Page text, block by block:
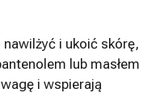
i ukoić skórę,
lub masłem
i wspierają